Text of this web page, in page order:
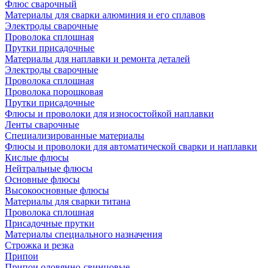
Флюс сварочный
Материалы для сварки алюминия и его сплавов
Электроды сварочные
Проволока сплошная
Прутки присадочные
Материалы для наплавки и ремонта деталей
Электроды сварочные
Проволока сплошная
Проволока порошковая
Прутки присадочные
Флюсы и проволоки для износостойкой наплавки
Ленты сварочные
Специализированные материалы
Флюсы и проволоки для автоматической сварки и наплавки
Кислые флюсы
Нейтральные флюсы
Основные флюсы
Высокоосновные флюсы
Материалы для сварки титана
Проволока сплошная
Присадочные прутки
Материалы специального назначения
Строжка и резка
Припои